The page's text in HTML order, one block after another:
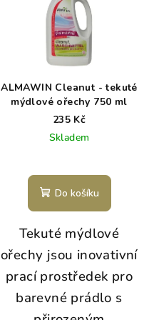
ALMAWIN Cleanut - tekuté
mýdlové ořechy 750 ml
235 Kč
Skladem
hodnocení
produktu
z
hvězdiček.
Do košíku
Tekuté mýdlové
ořechy jsou inovativní
prací prostředek pro
barevné prádlo s